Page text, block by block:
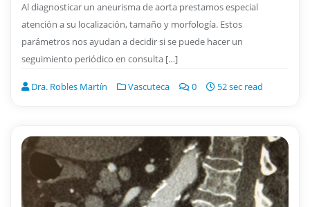
Al diagnosticar un aneurisma de aorta prestamos especial
atención a su localización, tamaño y morfología. Estos
parámetros nos ayudan a decidir si se puede hacer un
seguimiento periódico en consulta […]
Dra. Robles Martín Vascuteca 0 52 sec read